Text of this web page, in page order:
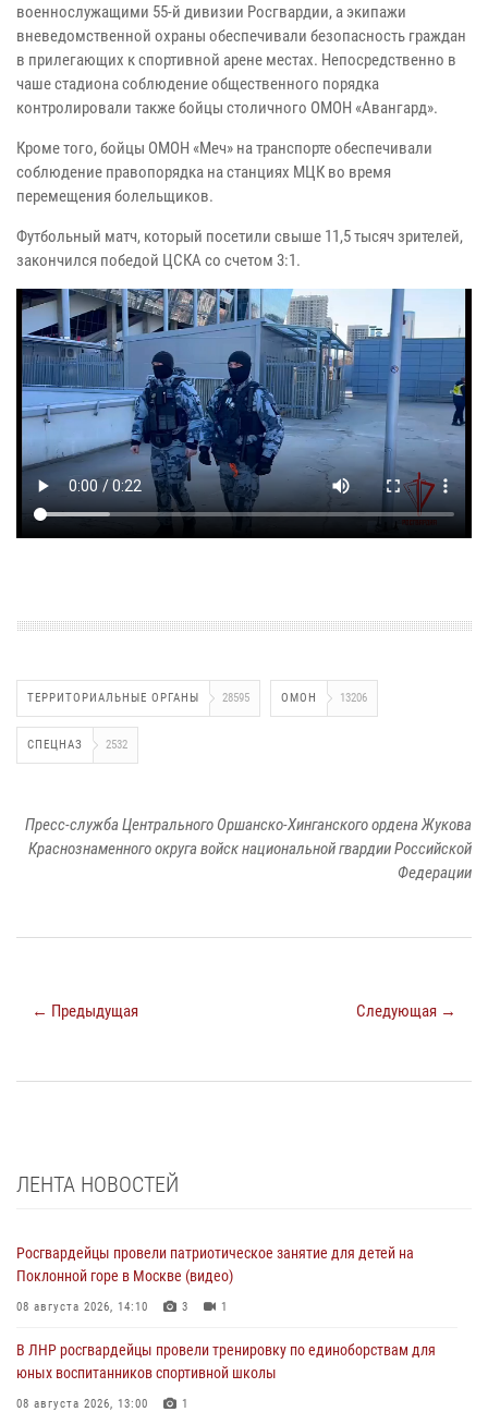
военнослужащими 55-й дивизии Росгвардии, а экипажи
вневедомственной охраны обеспечивали безопасность граждан
в прилегающих к спортивной арене местах. Непосредственно в
чаше стадиона соблюдение общественного порядка
контролировали также бойцы столичного ОМОН «Авангард».
Кроме того, бойцы ОМОН «Меч» на транспорте обеспечивали
соблюдение правопорядка на станциях МЦК во время
перемещения болельщиков.
Футбольный матч, который посетили свыше 11,5 тысяч зрителей,
закончился победой ЦСКА со счетом 3:1.
ТЕРРИТОРИАЛЬНЫЕ ОРГАНЫ 28595 ОМОН 13206
СПЕЦНАЗ 2532
Пресс-служба Центрального Оршанско-Хинганского ордена Жукова
Краснознаменного округа войск национальной гвардии Российской
Федерации
← Предыдущая Следующая →
ЛЕНТА НОВОСТЕЙ
Росгвардейцы провели патриотическое занятие для детей на
Поклонной горе в Москве (видео)
08 августа 2026, 14:10 3 1
В ЛНР росгвардейцы провели тренировку по единоборствам для
юных воспитанников спортивной школы
08 августа 2026, 13:00 1